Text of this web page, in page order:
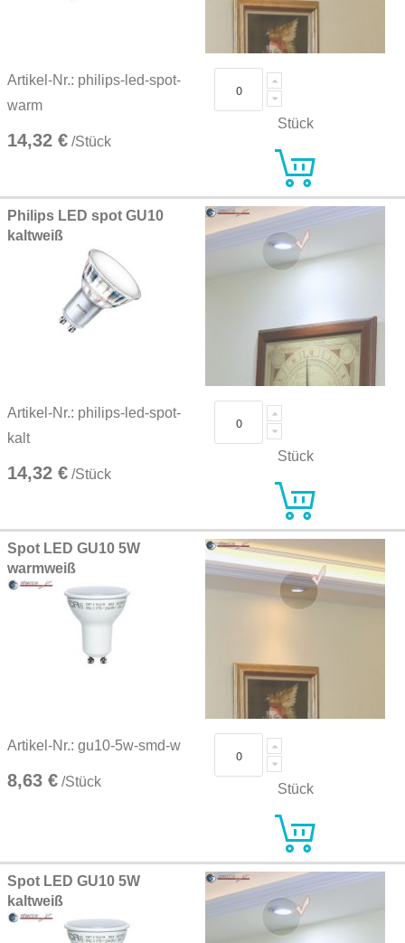
Artikel-Nr.: philips-led-spot-
warm
14,32 € /Stück
Stück
Philips LED spot GU10
kaltweiß
Artikel-Nr.: philips-led-spot-
kalt
14,32 € /Stück
Stück
Spot LED GU10 5W
warmweiß
Artikel-Nr.: gu10-5w-smd-w
8,63 € /Stück Stück
Spot LED GU10 5W
kaltweiß